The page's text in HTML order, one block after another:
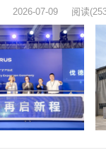
2026-07-09 阅读